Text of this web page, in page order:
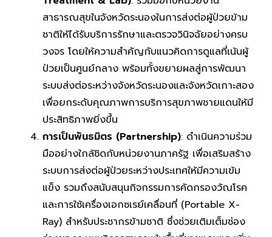
สาธารณสุขในจังหวัดระนองในการส่งต่อผู้ป่วยข้าม
ชาติให้ได้รับบริการรักษาและตรวจวินิจฉัยอย่างครบ
วงจร โดยให้ความสำคัญกับแนวคิดการดูแลที่เน้นผู้
ป่วยเป็นศูนย์กลาง พร้อมทั้งขยายผลสู่การพัฒนา
ระบบส่งต่อระหว่างจังหวัดระนองและจังหวัดเกาะสอง
เพื่อยกระดับคุณภาพการบริการสุขภาพชายแดนให้มี
ประสิทธิภาพยิ่งขึ้น
การเป็นพันธมิตร (Partnership): ดำเนินความร่วม
มืออย่างใกล้ชิดกับหน่วยงานภาครัฐ เพื่อเสริมสร้าง
ระบบการส่งต่อผู้ป่วยระหว่างประเทศให้มีความเข้ม
แข็ง รวมถึงสนับสนุนกิจกรรมการคัดกรองวัณโรค
และการใช้เครื่องเอกซเรย์เคลื่อนที่ (Portable X-
Ray) สำหรับประชากรข้ามชาติ ซึ่งช่วยเติมเต็มช่อง